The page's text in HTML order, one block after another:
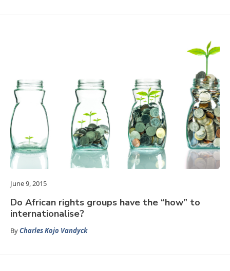
June 9, 2015
Do African rights groups have the “how” to
internationalise?
ByCharles Kojo Vandyck